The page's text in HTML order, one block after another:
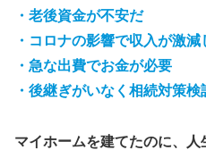
・老後資金が不安だ
・コロナの影響で収入が激
・急な出費でお金が必要
・後継ぎがいなく相続対策検
マイホームを建てたのに、